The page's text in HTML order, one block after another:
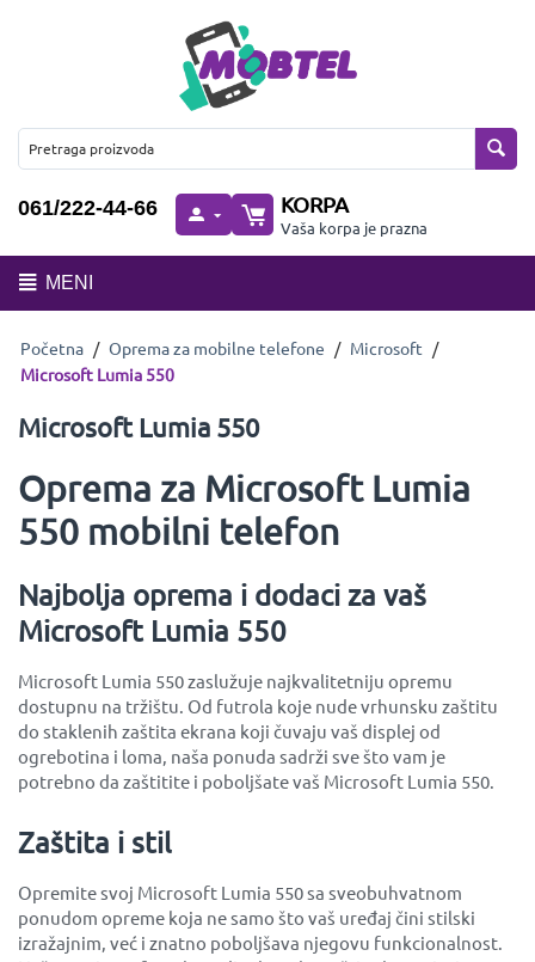
061/222-44-66 KORPA
Vaša korpa je prazna
MENI
Početna / Oprema za mobilne telefone / Microsoft /
Microsoft Lumia 550
Microsoft Lumia 550
Oprema za Microsoft Lumia
550 mobilni telefon
Najbolja oprema i dodaci za vaš
Microsoft Lumia 550
Microsoft Lumia 550 zaslužuje najkvalitetniju opremu
dostupnu na tržištu. Od futrola koje nude vrhunsku zaštitu
do staklenih zaštita ekrana koji čuvaju vaš displej od
ogrebotina i loma, naša ponuda sadrži sve što vam je
potrebno da zaštitite i poboljšate vaš Microsoft Lumia 550.
Zaštita i stil
Opremite svoj Microsoft Lumia 550 sa sveobuhvatnom
ponudom opreme koja ne samo što vaš uređaj čini stilski
izražajnim, već i znatno poboljšava njegovu funkcionalnost.